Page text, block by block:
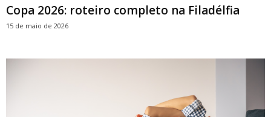
Copa 2026: roteiro completo na Filadélfia
15 de maio de 2026